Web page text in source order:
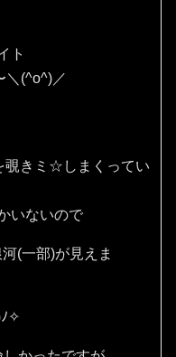
ト
＼(^o^)／
覗きミ☆しまくってい
いないので
(一部)が見えま
ﾉ⁠✧⁠